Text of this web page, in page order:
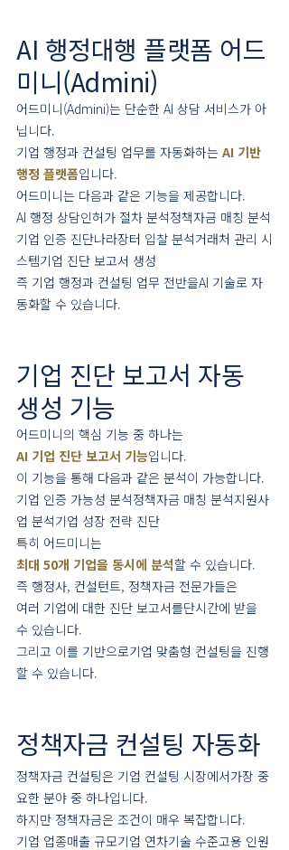
AI 행정대행 플랫폼 어드
미니(Admini)
어드미니(Admini)는 단순한 AI 상담 서비스가 아
닙니다.
기업 행정과 컨설팅 업무를 자동화하는 AI 기반
행정 플랫폼입니다.
어드미니는 다음과 같은 기능을 제공합니다.
AI 행정 상담인허가 절차 분석정책자금 매칭 분석
기업 인증 진단나라장터 입찰 분석거래처 관리 시
스템기업 진단 보고서 생성
즉 기업 행정과 컨설팅 업무 전반을AI 기술로 자
동화할 수 있습니다.
기업 진단 보고서 자동
생성 기능
어드미니의 핵심 기능 중 하나는
AI 기업 진단 보고서 기능입니다.
이 기능을 통해 다음과 같은 분석이 가능합니다.
기업 인증 가능성 분석정책자금 매칭 분석지원사
업 분석기업 성장 전략 진단
특히 어드미니는
최대 50개 기업을 동시에 분석할 수 있습니다.
즉 행정사, 컨설턴트, 정책자금 전문가들은
여러 기업에 대한 진단 보고서를단시간에 받을
수 있습니다.
그리고 이를 기반으로기업 맞춤형 컨설팅을 진행
할 수 있습니다.
정책자금 컨설팅 자동화
정책자금 컨설팅은 기업 컨설팅 시장에서가장 중
요한 분야 중 하나입니다.
하지만 정책자금은 조건이 매우 복잡합니다.
기업 업종매출 규모기업 연차기술 수준고용 인원